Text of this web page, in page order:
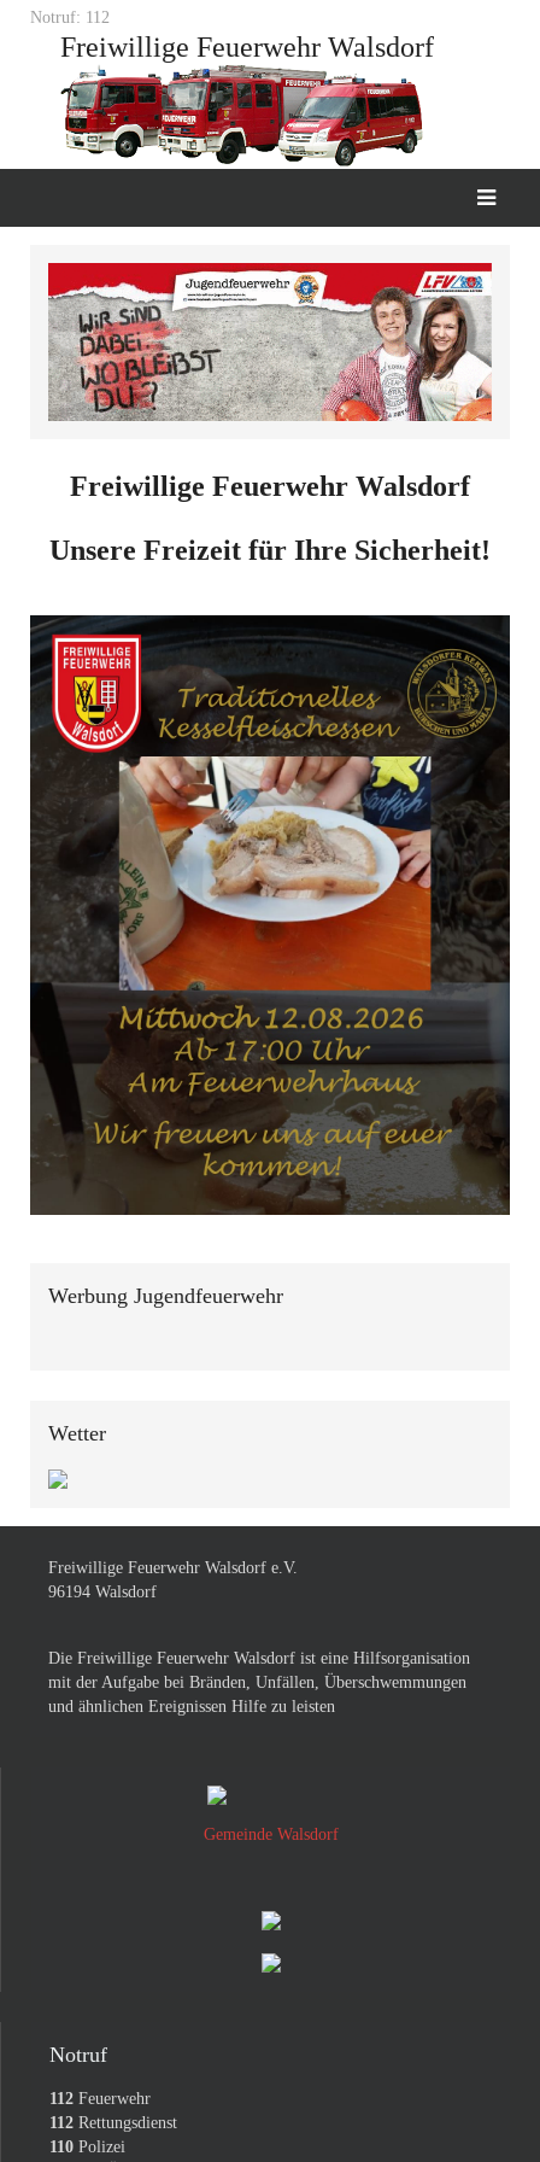
Notruf: 112
Freiwillige Feuerwehr Walsdorf
Freiwillige Feuerwehr Walsdorf
Unsere Freizeit für Ihre Sicherheit!
Werbung Jugendfeuerwehr
Wetter
Freiwillige Feuerwehr Walsdorf e.V.
96194 Walsdorf
Die Freiwillige Feuerwehr Walsdorf ist eine Hilfsorganisation
mit der Aufgabe bei Bränden, Unfällen, Überschwemmungen
und ähnlichen Ereignissen Hilfe zu leisten
Gemeinde Walsdorf
Notruf
112 Feuerwehr
112 Rettungsdienst
110 Polizei